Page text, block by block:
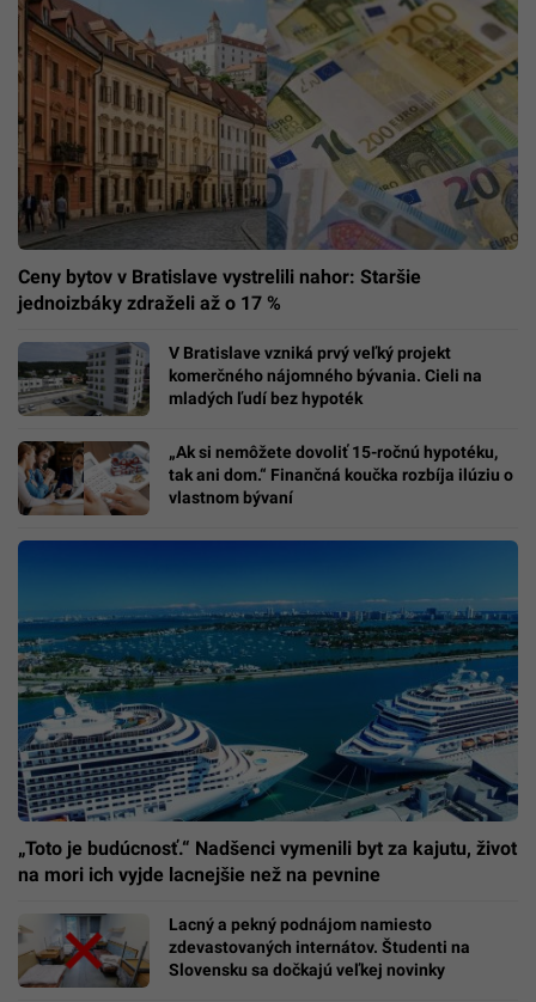
Ceny bytov v Bratislave vystrelili nahor: Staršie
jednoizbáky zdraželi až o 17 %
V Bratislave vzniká prvý veľký projekt
komerčného nájomného bývania. Cieli na
mladých ľudí bez hypoték
„Ak si nemôžete dovoliť 15-ročnú hypotéku,
tak ani dom.“ Finančná koučka rozbíja ilúziu o
vlastnom bývaní
„Toto je budúcnosť.“ Nadšenci vymenili byt za kajutu, život
na mori ich vyjde lacnejšie než na pevnine
Lacný a pekný podnájom namiesto
zdevastovaných internátov. Študenti na
Slovensku sa dočkajú veľkej novinky